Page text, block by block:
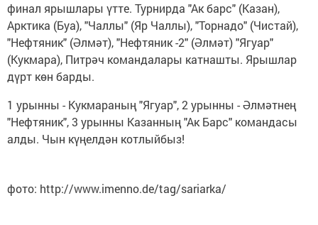
финал ярышлары үтте. Турнирда "Ак барс" (Казан),
Арктика (Буа), "Чаллы" (Яр Чаллы), "Торнадо" (Чистай),
"Нефтяник" (Әлмәт), "Нефтяник -2" (Әлмәт) "Ягуар"
(Кукмара), Питрәч командалары катнашты. Ярышлар
дүрт көн барды.
1 урынны - Кукмараның "Ягуар", 2 урынны - Әлмәтнең
"Нефтяник", 3 урынны Казанның "Ак Барс" командасы
алды. Чын күңелдән котлыйбыз!
фото: http://www.imenno.de/tag/sariarka/